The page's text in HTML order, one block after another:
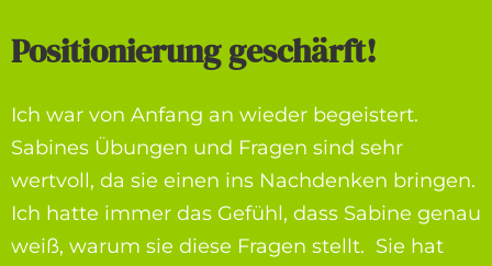
Positionierung geschärft!
Ich war von Anfang an wieder begeistert.
Sabines Übungen und Fragen sind sehr
wertvoll, da sie einen ins Nachdenken bringen.
Ich hatte immer das Gefühl, dass Sabine genau
weiß, warum sie diese Fragen stellt. Sie hat